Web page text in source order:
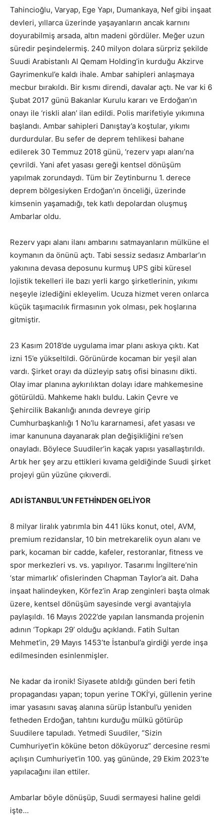
Tahincioğlu, Varyap, Ege Yapı, Dumankaya, Nef gibi inşaat
devleri, yıllarca üzerinde yaşayanların ancak karnını
doyurabilmiş arsada, altın madeni gördüler. Meğer uzun
süredir peşindelermiş. 240 milyon dolara sürpriz şekilde
Suudi Arabistanlı Al Qemam Holding’in kurduğu Akzirve
Gayrimenkul’e kaldı ihale. Ambar sahipleri anlaşmaya
mecbur bırakıldı. Bir kısmı direndi, davalar açtı. Ne var ki 6
Şubat 2017 günü Bakanlar Kurulu kararı ve Erdoğan’ın
onayı ile ‘riskli alan’ ilan edildi. Polis marifetiyle yıkımına
başlandı. Ambar sahipleri Danıştay’a koştular, yıkımı
durdurdular. Bu sefer de deprem tehlikesi bahane
edilerek 30 Temmuz 2018 günü, ‘rezerv yapı alanı’na
çevrildi. Yani afet yasası gereği kentsel dönüşüm
yapılmak zorundaydı. Tüm bir Zeytinburnu 1. derece
deprem bölgesiyken Erdoğan’ın önceliği, üzerinde
kimsenin yaşamadığı, tek katlı depolardan oluşmuş
Ambarlar oldu.
Rezerv yapı alanı ilanı ambarını satmayanların mülküne el
koymanın da önünü açtı. Tabi sessiz sedasız Ambarlar’ın
yakınına devasa deposunu kurmuş UPS gibi küresel
lojistik tekelleri ile bazı yerli kargo şirketlerinin, yıkımı
neşeyle izlediğini ekleyelim. Ucuza hizmet veren onlarca
küçük taşımacılık firmasının yok olması, pek hoşlarına
gitmiştir.
23 Kasım 2018’de uygulama imar planı askıya çıktı. Kat
izni 15’e yükseltildi. Görünürde kocaman bir yeşil alan
vardı. Şirket orayı da düzleyip satış ofisi binasını dikti.
Olay imar planına aykırılıktan dolayı idare mahkemesine
götürüldü. Mahkeme haklı buldu. Lakin Çevre ve
Şehircilik Bakanlığı anında devreye girip
Cumhurbaşkanlığı 1 No’lu kararnamesi, afet yasası ve
imar kanununa dayanarak plan değişikliğini re’sen
onayladı. Böylece Suudiler’in kaçak yapısı yasallaştırıldı.
Artık her şey arzu ettikleri kıvama geldiğinde Suudi şirket
projeyi gün yüzüne çıkıverdi.
ADI İSTANBUL’UN FETHİNDEN GELİYOR
8 milyar liralık yatırımla bin 441 lüks konut, otel, AVM,
premium rezidanslar, 10 bin metrekarelik oyun alanı ve
park, kocaman bir cadde, kafeler, restoranlar, fitness ve
spor merkezleri vs. vs. yapılıyor. Tasarımı İngiltere’nin
‘star mimarlık’ ofislerinden Chapman Taylor’a ait. Daha
inşaat halindeyken, Körfez’in Arap zenginleri başta olmak
üzere, kentsel dönüşüm sayesinde vergi avantajıyla
paylaşıldı. 16 Mayıs 2022’de yapılan lansmanda projenin
adının ‘Topkapı 29’ olduğu açıklandı. Fatih Sultan
Mehmet’in, 29 Mayıs 1453’te İstanbul’a girdiği yerde inşa
edilmesinden esinlenmişler.
Ne kadar da ironik! Siyasete atıldığı günden beri fetih
propagandası yapan; topun yerine TOKİ’yi, güllenin yerine
imar yasasını savaş alanına sürüp İstanbul’u yeniden
fetheden Erdoğan, tahtını kurduğu mülkü götürüp
Suudilere tapuladı. Yetmedi Suudiler, “Sizin
Cumhuriyet’in köküne beton döküyoruz” dercesine resmi
açılışın Cumhuriyet’in 100. yaş gününde, 29 Ekim 2023’te
yapılacağını ilan ettiler.
Ambarlar böyle dönüşüp, Suudi sermayesi haline geldi
işte…